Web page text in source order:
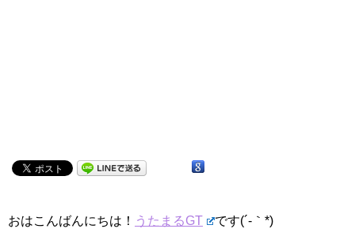
おはこんばんにちは！ うたまるGT です(´-｀*)